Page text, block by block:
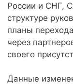
России и СНГ,
структуре
планы
через
своего
Данные